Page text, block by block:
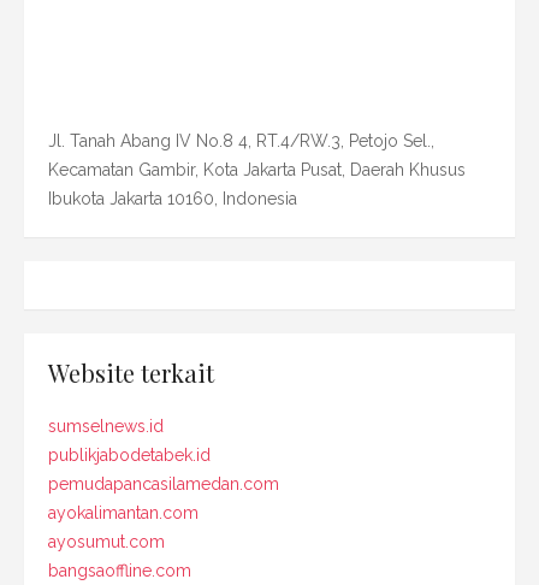
Jl. Tanah Abang IV No.8 4, RT.4/RW.3, Petojo Sel.,
Kecamatan Gambir, Kota Jakarta Pusat, Daerah Khusus
Ibukota Jakarta 10160, Indonesia
Website terkait
sumselnews.id
publikjabodetabek.id
pemudapancasilamedan.com
ayokalimantan.com
ayosumut.com
bangsaoffline.com